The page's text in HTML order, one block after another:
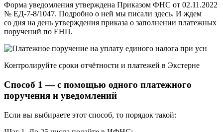
Форма уведомления утверждена Приказом ФНС от 02.11.2022
№ ЕД-7-8/1047. Подробно о ней мы писали здесь. И ждем
со дня на день утверждения приказа о заполнении платежных
поручений по ЕНП.
Контролируйте сроки отчётности и платежей в Экстерне
Способ 1 — с помощью одного платежного
поручения и уведомлений
Если вы выбираете этот способ, то порядок такой: